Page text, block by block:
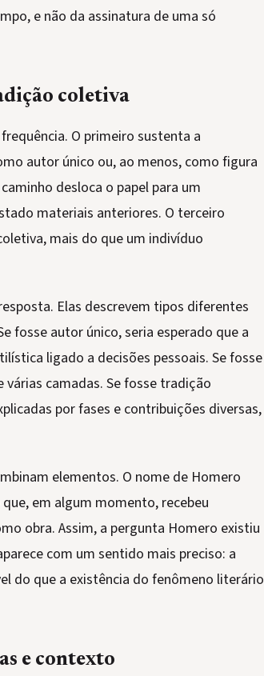
e não da assinatura de uma só
coletiva
O primeiro sustenta a
autor único ou, ao menos, como figura
desloca o papel para um
materiais anteriores. O terceiro
mais do que um indivíduo
Elas descrevem tipos diferentes
fosse autor único, seria esperado que a
ligado a decisões pessoais. Se fosse
camadas. Se fosse tradição
por fases e contribuições diversas,
elementos. O nome de Homero
em algum momento, recebeu
obra. Assim, a pergunta Homero existiu
com um sentido mais preciso: a
do que a existência do fenômeno literário
e contexto